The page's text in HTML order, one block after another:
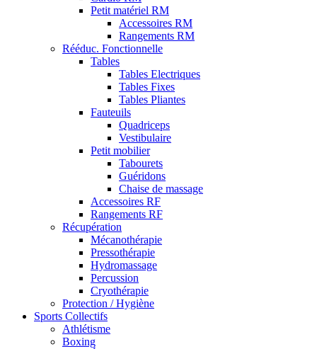
Petit matériel RM
Accessoires RM
Rangements RM
Rééduc. Fonctionnelle
Tables
Tables Electriques
Tables Fixes
Tables Pliantes
Fauteuils
Quadriceps
Vestibulaire
Petit mobilier
Tabourets
Guéridons
Chaise de massage
Accessoires RF
Rangements RF
Récupération
Mécanothérapie
Pressothérapie
Hydromassage
Percussion
Cryothérapie
Protection / Hygiène
Sports Collectifs
Athlétisme
Boxing